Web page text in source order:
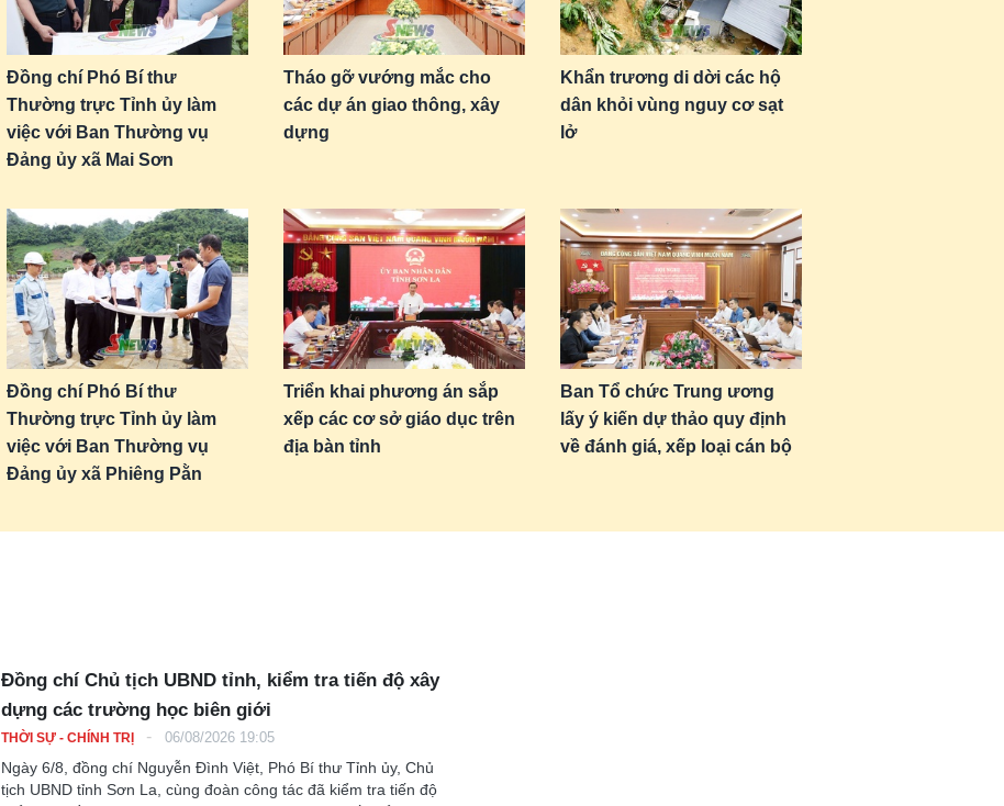
Đồng chí Phó Bí thư
Thường trực Tỉnh ủy làm
việc với Ban Thường vụ
Đảng ủy xã Mai Sơn
Tháo gỡ vướng mắc cho
các dự án giao thông, xây
dựng
Khẩn trương di dời các hộ
dân khỏi vùng nguy cơ sạt
lở
Đồng chí Phó Bí thư
Thường trực Tỉnh ủy làm
việc với Ban Thường vụ
Đảng ủy xã Phiêng Pằn
Triển khai phương án sắp
xếp các cơ sở giáo dục trên
địa bàn tỉnh
Ban Tổ chức Trung ương
lấy ý kiến dự thảo quy định
về đánh giá, xếp loại cán bộ
Đồng chí Chủ tịch UBND tỉnh, kiểm tra tiến độ xây
dựng các trường học biên giới
THỜI SỰ - CHÍNH TRỊ - 06/08/2026 19:05
Ngày 6/8, đồng chí Nguyễn Đình Việt, Phó Bí thư Tỉnh ủy, Chủ
tịch UBND tỉnh Sơn La, cùng đoàn công tác đã kiểm tra tiến độ